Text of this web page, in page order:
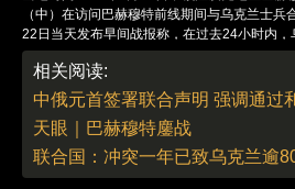
（中）在访问巴赫穆特前线期间与乌克兰士
22日当天发布早间战报称，在过去24小时内
利曼、巴赫穆特等方向的多次进攻。乌克兰空
实施了打击。乌克兰导弹部队和炮兵部队对俄
站等目标实施了打击。图：Ukrainian
责任编辑：曹艳 | 版面编辑：曹艳
相关阅读:
中俄元首签署联合声明 强调通过
天眼｜巴赫穆特鏖战